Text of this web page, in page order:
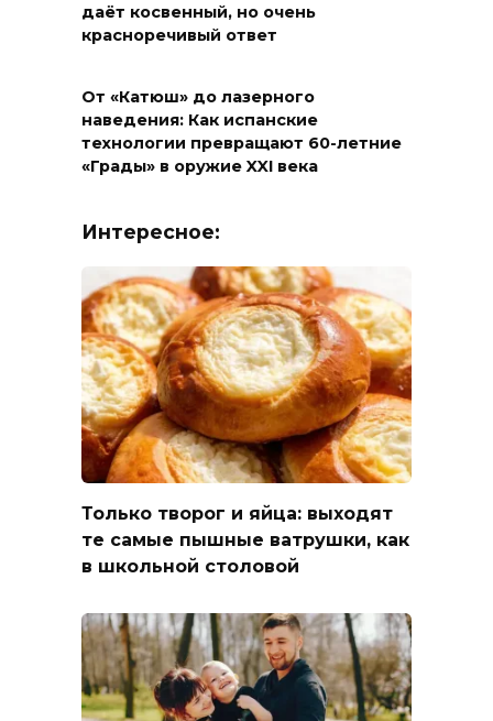
даёт косвенный, но очень
красноречивый ответ
От «Катюш» до лазерного
наведения: Как испанские
технологии превращают 60-летние
«Грады» в оружие XXI века
Интересное:
Только творог и яйца: выходят
те самые пышные ватрушки, как
в школьной столовой